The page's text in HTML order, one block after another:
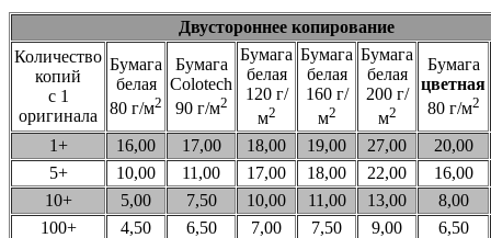
Двустороннее копирование
Количество
копий
с 1
оригинала
Бумага
белая
80 г/м2
Бумага
Colotech
90 г/м2
Бумага
белая
120 г/
м2
Бумага
белая
160 г/
м2
Бумага
белая
200 г/
м2
Бумага
цветная
80 г/м2
1+ 16,00 17,00 18,00 19,00 27,00
20,00
5+
10,00 11,00 17,00 18,00 22,00
16,00
10+
5,00 7,50 10,00 11,00 13,00
8,00
100+
4,50 6,50 7,00 7,50 9,00 6,50